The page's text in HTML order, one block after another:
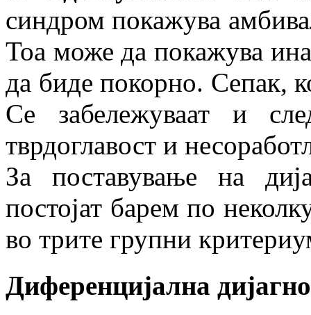
синдром покажува
Тоа може да покажува
да биде покорно. Сепак,
Се забележуваат и
тврдоглавост и
За поставување на
постојат барем по
во трите групни
Диференцијална